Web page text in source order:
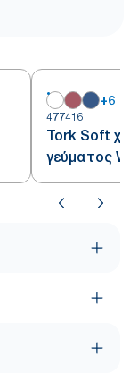
+6
477416
Tork Soft
γεύματος
κατά το 1/8